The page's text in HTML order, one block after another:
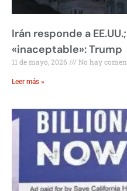
Irán responde a
«inaceptable»: Trump
11 de mayo, 2026 No hay
Leer más »